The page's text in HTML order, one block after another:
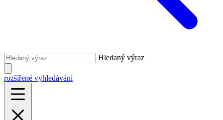
Hledaný výraz
rozšířené vyhledávání